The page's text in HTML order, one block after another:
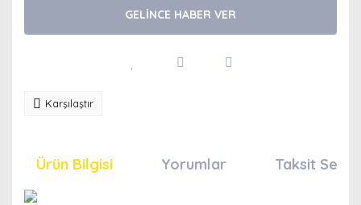
GELİNCE HABER VER
Karşılaştır
Ürün Bilgisi Yorumlar Taksit